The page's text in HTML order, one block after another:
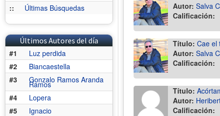
::
Últimas Búsquedas
Últimos Autores del día
#1
Luz perdida
#2
Biancaestella
#3
Gonzalo Ramos Aranda
Ramos
#4
Lopera
#5
Ignacio
Autor: Salva
Calificación:
Título: Cae el
Autor: Salva
Calificación:
Título:
Autor:
Calificación: